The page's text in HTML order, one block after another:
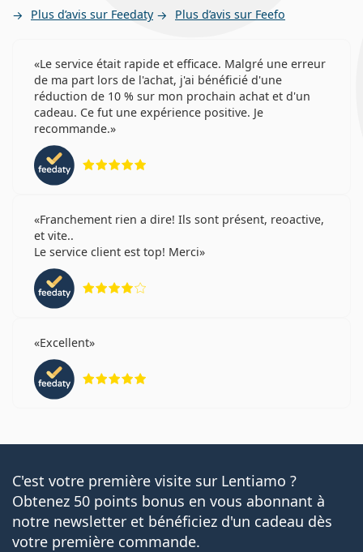
Plus d’avis sur Feedaty Plus d’avis sur Feefo
Le service était rapide et efficace. Malgré une erreur
de ma part lors de l'achat, j'ai bénéficié d'une
réduction de 10 % sur mon prochain achat et d'un
cadeau. Ce fut une expérience positive. Je
recommande.
Franchement rien a dire! Ils sont présent, reoactive,
et vite..
Le service client est top! Merci
Excellent
C'est votre première visite sur Lentiamo ?
Obtenez 50 points bonus en vous abonnant à
notre newsletter et bénéficiez d'un cadeau dès
votre première commande.